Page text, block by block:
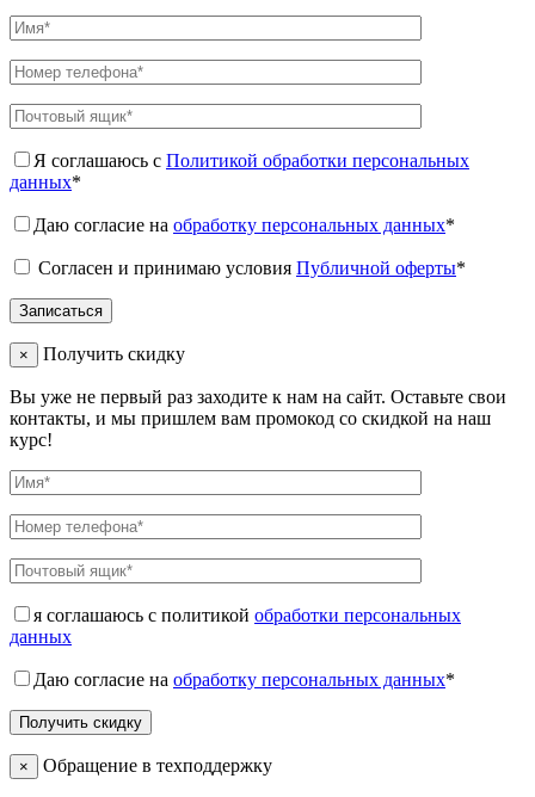
Я соглашаюсь с Политикой обработки персональных
данных*
Даю согласие на обработку персональных данных*
Согласен и принимаю условия Публичной оферты*
× Получить скидку
Вы уже не первый раз заходите к нам на сайт. Оставьте свои
контакты, и мы пришлем вам промокод со скидкой на наш
курс!
я соглашаюсь с политикой обработки персональных
данных
Даю согласие на обработку персональных данных*
× Обращение в техподдержку